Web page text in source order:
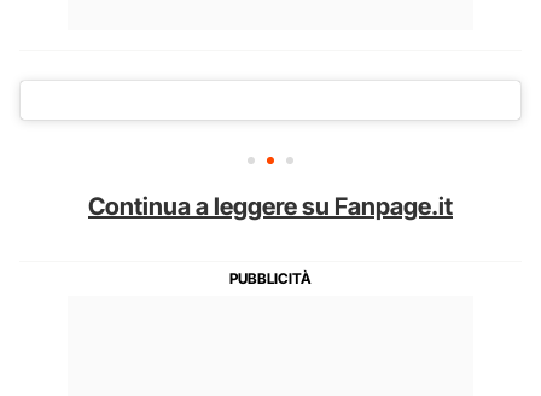
Continua a leggere su Fanpage.it